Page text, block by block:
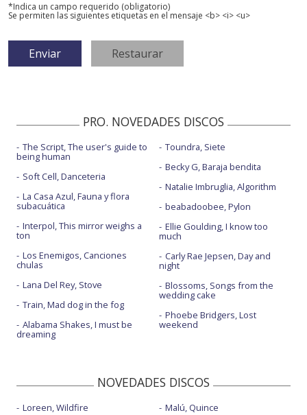
*Indica un campo requerido (obligatorio)
Se permiten las siguientes etiquetas en el mensaje <b> <i> <u>
PRO. NOVEDADES DISCOS
The Script, The user's guide to
being human
Soft Cell, Danceteria
La Casa Azul, Fauna y flora
subacuática
Interpol, This mirror weighs a
ton
Los Enemigos, Canciones
chulas
Lana Del Rey, Stove
Train, Mad dog in the fog
Alabama Shakes, I must be
dreaming
Toundra, Siete
Becky G, Baraja bendita
Natalie Imbruglia, Algorithm
beabadoobee, Pylon
Ellie Goulding, I know too
much
Carly Rae Jepsen, Day and
night
Blossoms, Songs from the
wedding cake
Phoebe Bridgers, Lost
weekend
NOVEDADES DISCOS
Loreen, Wildfire
Malú, Quince